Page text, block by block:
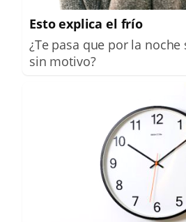
Esto explica el frío
¿Te pasa que por la
sin motivo?